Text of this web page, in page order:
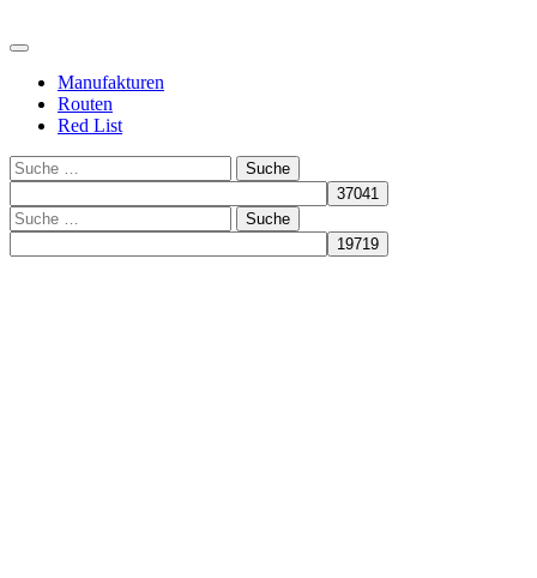
Manufakturen
Routen
Red List
Suche
Suche